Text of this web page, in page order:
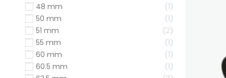
Les
76 mm
48 mm
1
50 mm
1
51 mm
2
55 mm
1
60 mm
1
60.5 mm
1